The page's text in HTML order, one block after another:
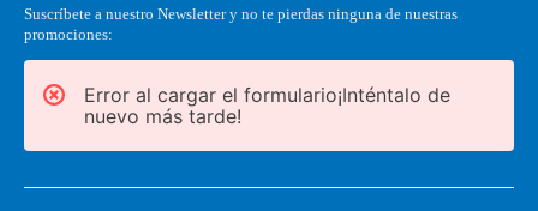
Suscríbete a nuestro Newsletter y no te pierdas ninguna de nuestras
promociones:
Error al cargar el formulario¡Inténtalo de
nuevo más tarde!